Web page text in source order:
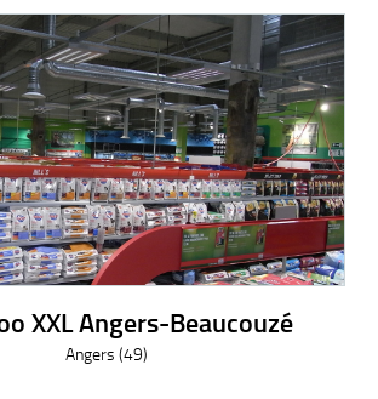
XXL Angers-Beaucouzé
Angers (49)